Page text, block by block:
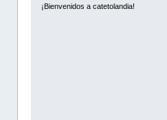
¡Bienvenidos a catetolandia!